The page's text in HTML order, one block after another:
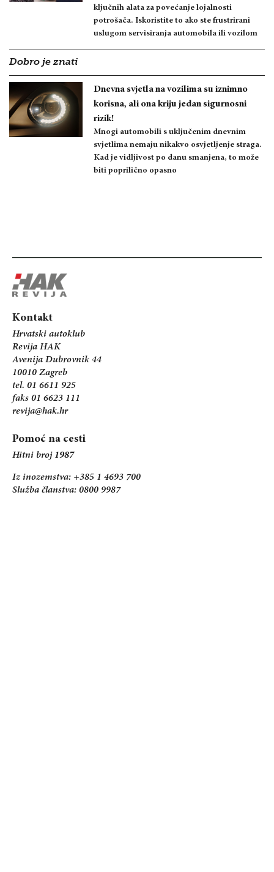
ključnih alata za povećanje lojalnosti
potrošača. Iskoristite to ako ste frustrirani
uslugom servisiranja automobila ili vozilom
Dobro je znati
Dnevna svjetla na vozilima su iznimno
korisna, ali ona kriju jedan sigurnosni
rizik!
Mnogi automobili s uključenim dnevnim
svjetlima nemaju nikakvo osvjetljenje straga.
Kad je vidljivost po danu smanjena, to može
biti poprilično opasno
Kontakt
Hrvatski autoklub
Revija HAK
Avenija Dubrovnik 44
10010 Zagreb
tel. 01 6611 925
faks 01 6623 111
revija@hak.hr
Pomoć na cesti
Hitni broj 1987
Iz inozemstva: +385 1 4693 700
Služba članstva: 0800 9987